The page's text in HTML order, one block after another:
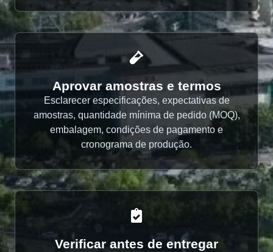
Aprovar amostras e termos
Esclarecer especificações, expectativas de
amostras, quantidade mínima de pedido (MOQ),
embalagem, condições de pagamento e
cronograma de produção.
Verificar antes de entregar